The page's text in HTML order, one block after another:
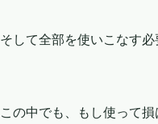
そして全部を使いこなす必
この中でも、もし使って損